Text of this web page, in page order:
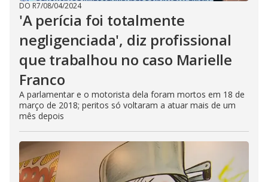
DO R7/08/04/2024
'A perícia foi totalmente
negligenciada', diz profissional
que trabalhou no caso Marielle
Franco
A parlamentar e o motorista dela foram mortos em 18 de
março de 2018; peritos só voltaram a atuar mais de um
mês depois